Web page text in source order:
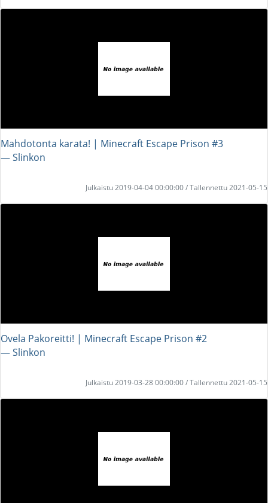
Mahdotonta karata! | Minecraft Escape Prison #3
― Slinkon
Julkaistu 2019-04-04 00:00:00 / Tallennettu 2021-05-15
Ovela Pakoreitti! | Minecraft Escape Prison #2
― Slinkon
Julkaistu 2019-03-28 00:00:00 / Tallennettu 2021-05-15